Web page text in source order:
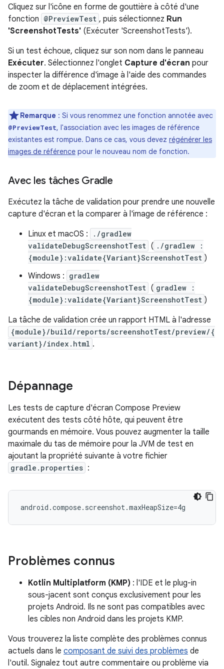
Cliquez sur l'icône en forme de gouttière à côté d'une
fonction @PreviewTest , puis sélectionnez Run
'ScreenshotTests' (Exécuter 'ScreenshotTests').
Si un test échoue, cliquez sur son nom dans le panneau
Exécuter. Sélectionnez l'onglet Capture d'écran pour
inspecter la différence d'image à l'aide des commandes
de zoom et de déplacement intégrées.
Remarque : Si vous renommez une fonction annotée avec
@PreviewTest, l'association avec les images de référence
existantes est rompue. Dans ce cas, vous devez régénérer les
images de référence pour le nouveau nom de fonction.
Avec les tâches Gradle
Exécutez la tâche de validation pour prendre une nouvelle
capture d'écran et la comparer à l'image de référence :
Linux et macOS :
./gradlew
validateDebugScreenshotTest ( ./gradlew :
{module}:validate{Variant}ScreenshotTest )
Windows : gradlew
validateDebugScreenshotTest ( gradlew :
{module}:validate{Variant}ScreenshotTest )
La tâche de validation crée un rapport HTML à l'adresse
{module}/build/reports/screenshotTest/preview/{
variant}/index.html .
Dépannage
Les tests de capture d'écran Compose Preview
exécutent des tests côté hôte, qui peuvent être
gourmands en mémoire. Vous pouvez augmenter la taille
maximale du tas de mémoire pour la JVM de test en
ajoutant la propriété suivante à votre fichier
gradle.properties :
Problèmes connus
Kotlin Multiplatform (KMP) : l'IDE et le plug-in
sous-jacent sont conçus exclusivement pour les
projets Android. Ils ne sont pas compatibles avec
les cibles non Android dans les projets KMP.
Vous trouverez la liste complète des problèmes connus
actuels dans le composant de suivi des problèmes de
l'outil. Signalez tout autre commentaire ou problème via